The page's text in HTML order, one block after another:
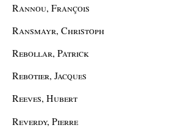
Rannou, François
Ransmayr, Christoph
Rebollar, Patrick
Rebotier, Jacques
Reeves, Hubert
Reverdy, Pierre